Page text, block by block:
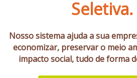
Seletiva.
Nosso sistema ajuda a sua
economizar, preservar o meio
impacto social, tudo de forma